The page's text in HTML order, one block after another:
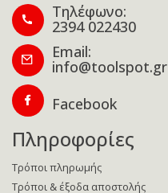
Τηλέφωνο:
2394 022430
Email:
info@toolspot.gr
Facebook
Πληροφορίες
Τρόποι πληρωμής
Τρόποι & έξοδα αποστολής